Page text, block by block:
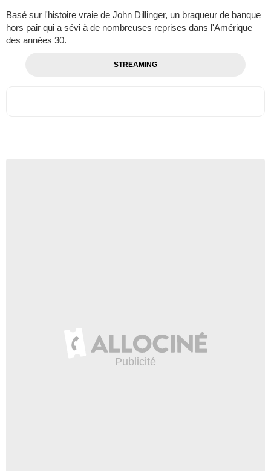
Basé sur l'histoire vraie de John Dillinger, un braqueur de banque
hors pair qui a sévi à de nombreuses reprises dans l'Amérique
des années 30.
STREAMING